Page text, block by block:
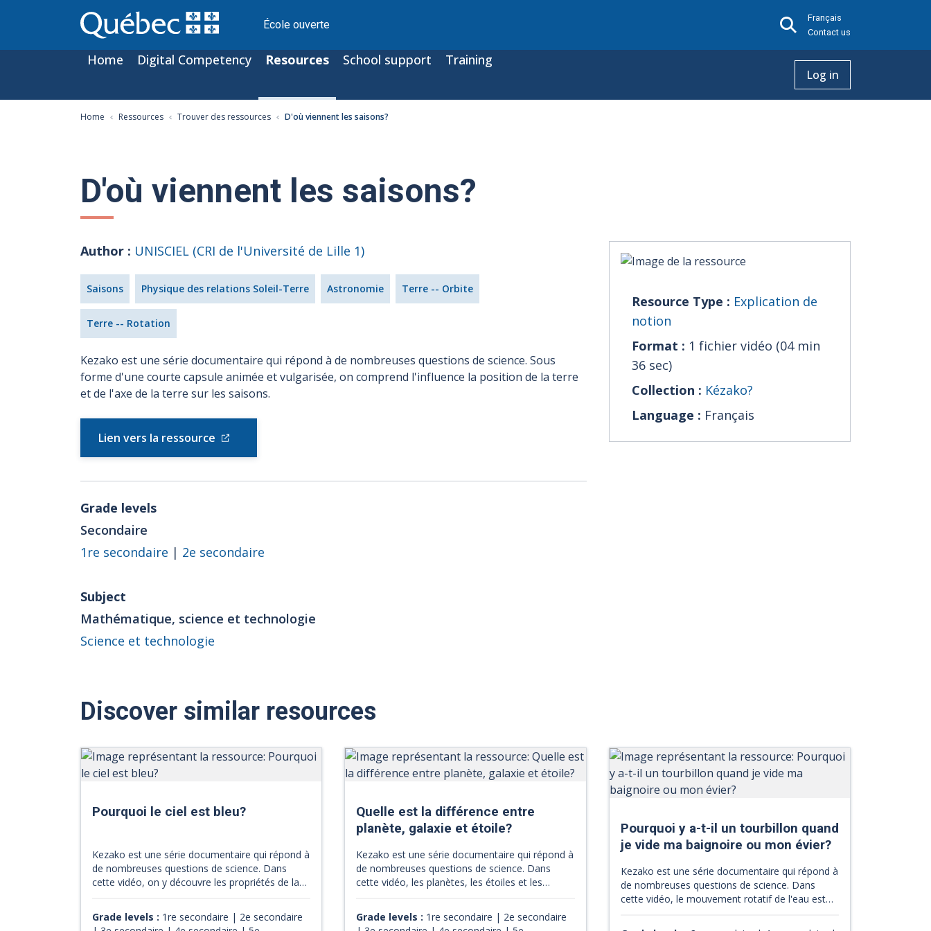
École ouverte
Français
Contact us
Home Digital Competency Resources School support Training
Log in
Home Ressources Trouver des ressources D'où viennent les saisons?
D'où viennent les saisons?
Author :
Saisons Physique des relations Soleil-Terre Astronomie Terre -- Orbite
Terre -- Rotation
Kezako est une série documentaire qui répond à de nombreuses questions de science. Sous
forme d'une courte capsule animée et vulgarisée, on comprend l'influence la position de la terre
et de l'axe de la terre sur les saisons.
Lien vers la ressource
Grade levels
Secondaire
1re secondaire | 2e secondaire
Subject
Mathématique, science et technologie
Science et technologie
Resource Type : Explication de
notion
Format : 1 fichier vidéo (04 min
36 sec)
Collection : Kézako?
Language : Français
Discover similar resources
Pourquoi le ciel est bleu?
Kezako est une série documentaire qui répond à
de nombreuses questions de science. Dans
cette vidéo, on y découvre les propriétés de la
l'alternance du jour et de la nuit. Sous forme
d'une courte capsule animée et vulgarisée, on
Grade levels : 1re secondaire | 2e secondaire
Quelle est la différence entre
planète, galaxie et étoile?
Kezako est une série documentaire qui répond à
de nombreuses questions de science. Dans
cette vidéo, les planètes, les étoiles et les
et schématisée que l'on fait la distinction entre
une planète, une étoile et une galaxie. Sous
Grade levels : 1re secondaire | 2e secondaire
Pourquoi y a-t-il un tourbillon quand
je vide ma baignoire ou mon évier?
Kezako est une série documentaire qui répond à
de nombreuses questions de science. Dans
cette vidéo, le mouvement rotatif de l'eau est
schématisée que l'on vous explique comment